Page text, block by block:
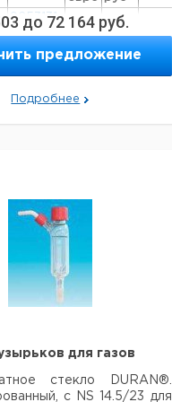
9253131
9253135
9253140
до 72 164 руб.
предложение
Подробнее
для газов
стекло DURAN®.
с NS 14.5/23 для